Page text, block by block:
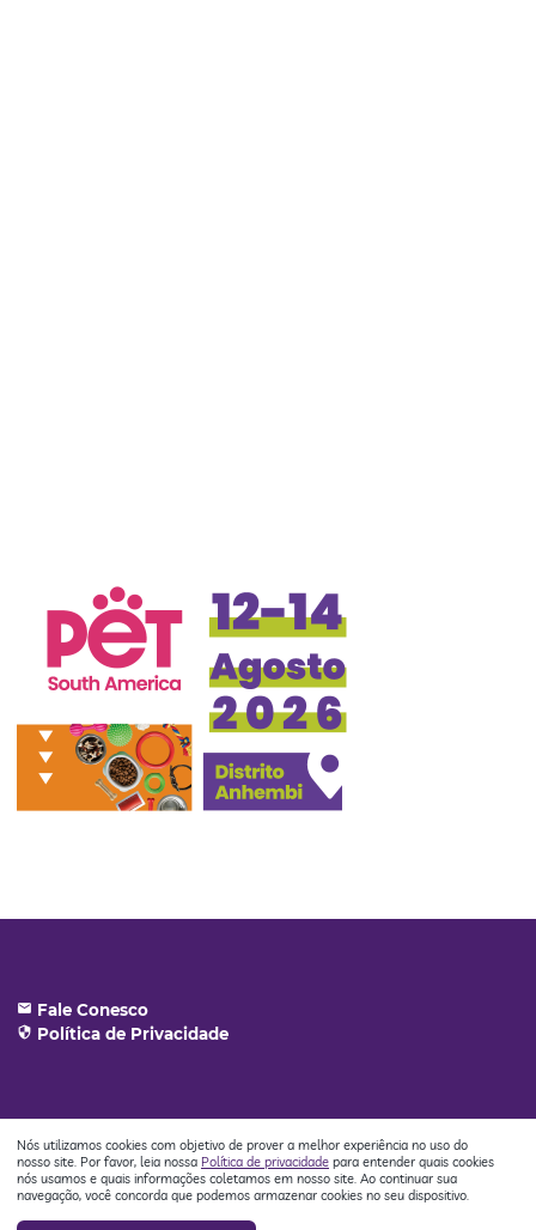
email Fale Conesco
security Política de Privacidade
Copyright © 2022 NürnbergMesse ❤
Nós utilizamos cookies com objetivo de prover a melhor experiência no uso do
nosso site. Por favor, leia nossa Política de privacidade para entender quais cookies
nós usamos e quais informações coletamos em nosso site. Ao continuar sua
navegação, você concorda que podemos armazenar cookies no seu dispositivo.